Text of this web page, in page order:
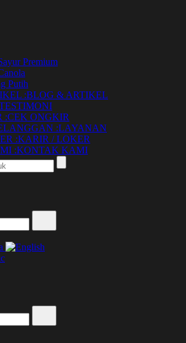
Premium
Putih
:BLOG & ARTIKEL
:CEK ONGKIR
:LAYANAN
:KARIR / LOKER
:KONTAK KAMI